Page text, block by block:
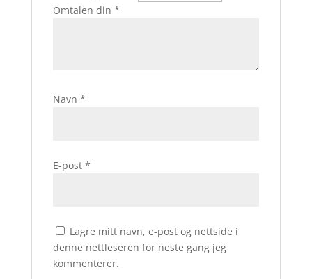
Omtalen din *
Navn *
E-post *
Lagre mitt navn, e-post og nettside i
denne nettleseren for neste gang jeg
kommenterer.